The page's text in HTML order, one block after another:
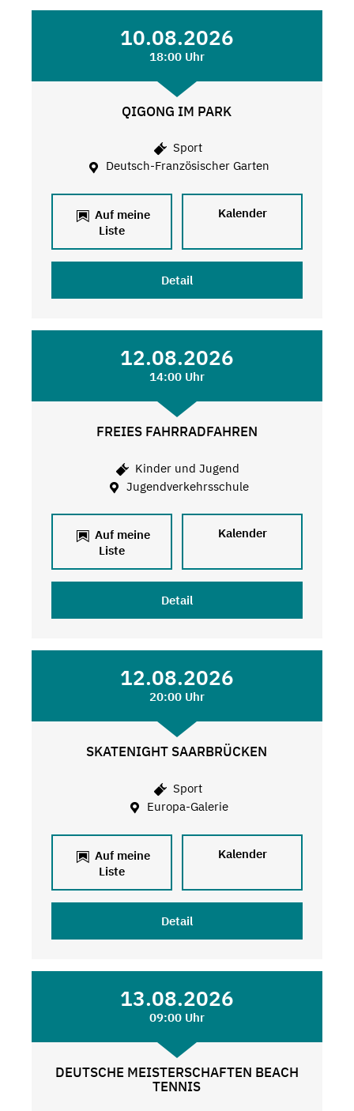
10.08.2026
18:00 Uhr
QIGONG IM PARK
Sport
Deutsch-Französischer Garten
Auf meine
Liste
Kalender
Detail
12.08.2026
14:00 Uhr
FREIES FAHRRADFAHREN
Kinder und Jugend
Jugendverkehrsschule
Auf meine
Liste
Kalender
Detail
12.08.2026
20:00 Uhr
SKATENIGHT SAARBRÜCKEN
Sport
Europa-Galerie
Auf meine
Liste
Kalender
Detail
13.08.2026
09:00 Uhr
DEUTSCHE MEISTERSCHAFTEN BEACH
TENNIS